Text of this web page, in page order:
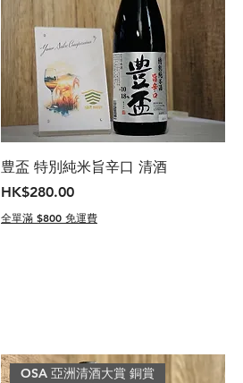
豊盃 特別純米旨辛口 清酒
價格
HK$280.00
全單滿 $800 免運費
OSA 亞洲清酒大賞 銅賞